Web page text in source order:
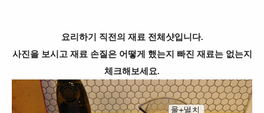
요리하기 직전의 재료 전체샷입니다.
사진을 보시고 재료 손질은 어떻게 했는지 빠진 재료는 없는지
체크해보세요.